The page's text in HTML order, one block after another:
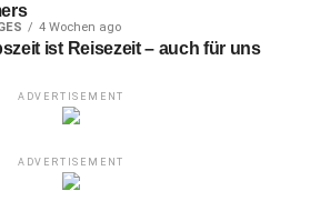
4 Wochen ago
ist Reisezeit – auch für uns
ADVERTISEMENT
ADVERTISEMENT